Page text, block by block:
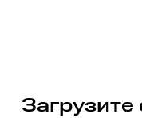
Загрузите